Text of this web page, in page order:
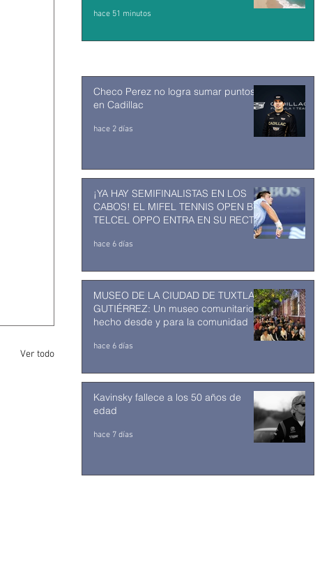
Ver todo
hace 51 minutos
Checo Perez no logra sumar puntos
en Cadillac
hace 2 días
¡YA HAY SEMIFINALISTAS EN LOS
CABOS! EL MIFEL TENNIS OPEN BY
TELCEL OPPO ENTRA EN SU RECTA
hace 6 días
MUSEO DE LA CIUDAD DE TUXTLA
GUTIÉRREZ: Un museo comunitario
hecho desde y para la comunidad
hace 6 días
Kavinsky fallece a los 50 años de
edad
hace 7 días